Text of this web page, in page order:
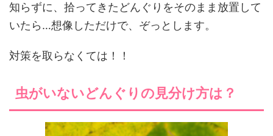
知らずに、拾ってきたどんぐりをそのまま放置して
いたら…想像しただけで、ぞっとします。
対策を取らなくては！！
虫がいないどんぐりの見分け方は？